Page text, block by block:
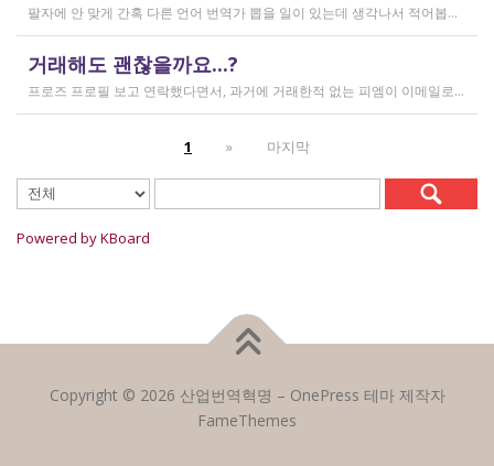
팔자에 안 맞게 간혹 다른 언어 번역가 뽑을 일이 있는데 생각나서 적어봅니다 트라도스/메모큐를 사야 하냐? 라는 질문은 설득의 대상이 아니라고 생각해서 그냥 두는 편인데요 질문 전 적극적으로 정보를 찾아보는 상태에서는 의미가 있을 것입니다 뽑히는 입장에선 잘 모르는데, 뽑는 입장에서는 트라도스/메모큐 안 쓰는 사람은 걸러버리면 정말 편합니다 주어진 업무를 못 한다는 뜻이거든요 1) 용어 1천개가 든 용어집이 있음 2) 기존에 쓰던 번역 메모리가 있음 상당히 흔한 상황인데, 트라도스/메모큐를 안 쓰고 외워서 작업이 가능한 사람은 산업스파이 쪽으로 가셔야지 여기 있으면 안 됨 저 스크린샷에도 제가 답변한 사람은 얼마 안 되는데요 챗지피티로 '트라도스 사용자/기타 요건(단가 등)' 맞는 사람만 필터로 건져서 답변하는 겁니다 아마 트라도스 안 써도 되는 운전면허증 번역같은 업무도 있을 텐데, 그런 것은 단발성이고 업데이트가 없으며 없는 자들끼리 경쟁해서 경쟁률이 아주 높을 겁니다.
거래해도 괜찮을까요...?
프로즈 프로필 보고 연락했다면서, 과거에 거래한적 없는 피엠이 이메일로 의뢰를 주셨는데요 샘테도 보지 않고 4일안에 19000단어 영한번역을 해달라는데 거래해도 괜찮을까요..? 거래한적 한번도 없는 뉴비한테 샘테도 없이 프로젝트를 던져주니 이거 사기인거 아닌가 좀 걱정이 됩니다. 급한데 사람구하기 어려워서일까요? 게다가 전 이력서상 경력도 몇줄 안되는 초보중의 초보입니다...
1 » 마지막
Powered by KBoard
Copyright © 2026 산업번역혁명 – OnePress 테마 제작자
FameThemes